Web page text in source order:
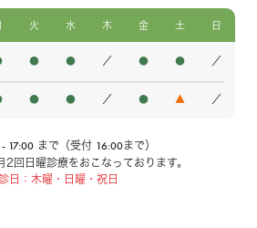
火 水 木 金 土 日
● ● ／ ● ● ／
● ● ／ ● ▲ ／
17:00 まで（受付 16:00まで）
2回日曜診療をおこなっております。
日：木曜・日曜・祝日